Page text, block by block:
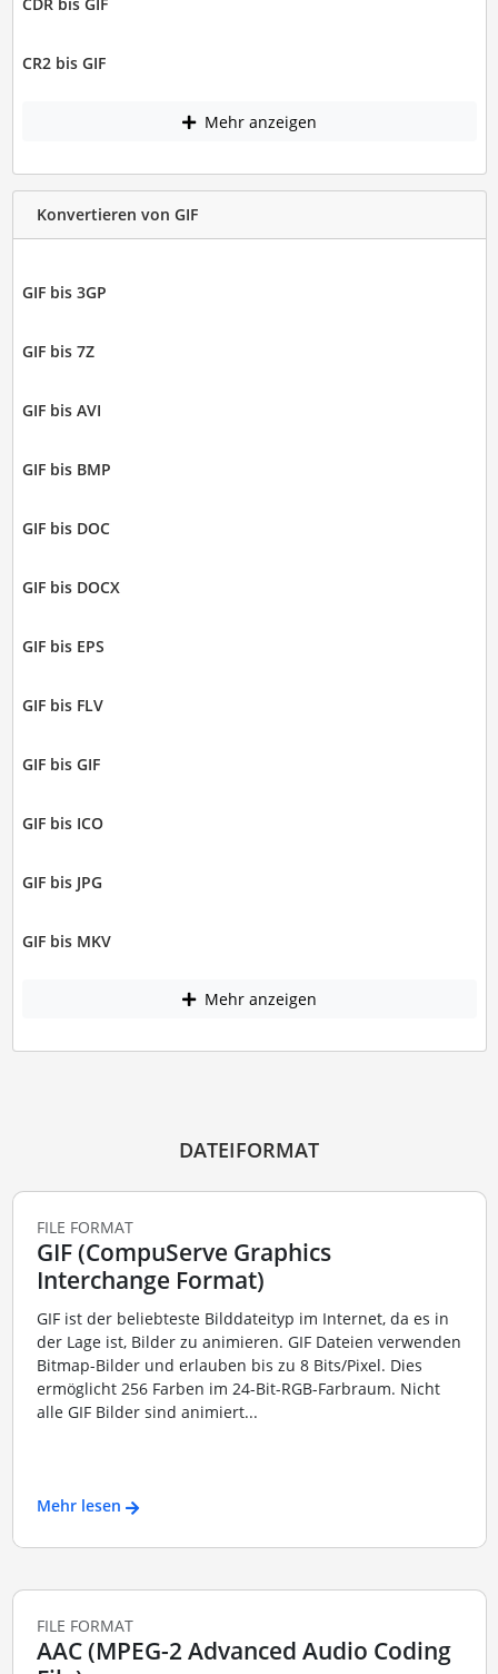
CDR bis GIF
CR2 bis GIF
Mehr anzeigen
Konvertieren von GIF
GIF bis 3GP
GIF bis 7Z
GIF bis AVI
GIF bis BMP
GIF bis DOC
GIF bis DOCX
GIF bis EPS
GIF bis FLV
GIF bis GIF
GIF bis ICO
GIF bis JPG
GIF bis MKV
Mehr anzeigen
DATEIFORMAT
FILE FORMAT
GIF (CompuServe Graphics
Interchange Format)
GIF ist der beliebteste Bilddateityp im Internet, da es in
der Lage ist, Bilder zu animieren. GIF Dateien verwenden
Bitmap-Bilder und erlauben bis zu 8 Bits/Pixel. Dies
ermöglicht 256 Farben im 24-Bit-RGB-Farbraum. Nicht
alle GIF Bilder sind animiert...
Mehr lesen
FILE FORMAT
AAC (MPEG-2 Advanced Audio Coding